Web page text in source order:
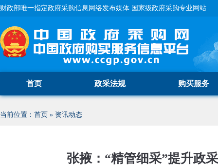
财政部唯一指定政府采购信息网络发布媒体 国家级政府采购专业网站
首页 政采法规 购买服务
当前位置： 首页 » 资讯动态
张掖：“精管细采”提升政